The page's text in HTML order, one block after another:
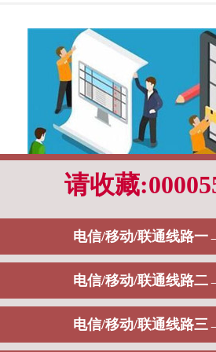
会选择建立企业网站去展现自己的相关产品
据以往的实际运营策略，有的时候我们真的
过如下内容阐述：